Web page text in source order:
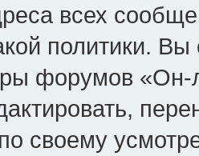
всех
политики.
форумов
своему